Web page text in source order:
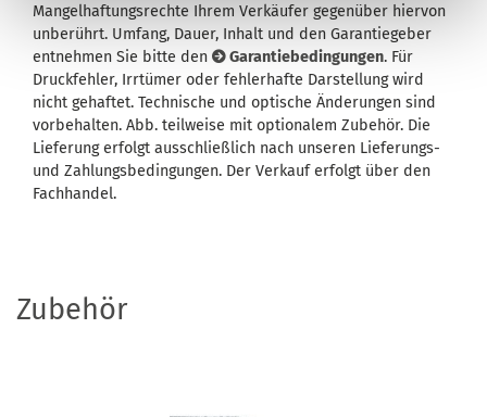
Mangelhaftungsrechte Ihrem Verkäufer gegenüber hiervon
unberührt. Umfang, Dauer, Inhalt und den Garantiegeber
entnehmen Sie bitte den
Garantiebedingungen. Für
Druckfehler, Irrtümer oder fehlerhafte Darstellung wird
nicht gehaftet. Technische und optische Änderungen sind
vorbehalten. Abb. teilweise mit optionalem Zubehör. Die
Lieferung erfolgt ausschließlich nach unseren Lieferungs-
und Zahlungsbedingungen. Der Verkauf erfolgt über den
Fachhandel.
Zubehör